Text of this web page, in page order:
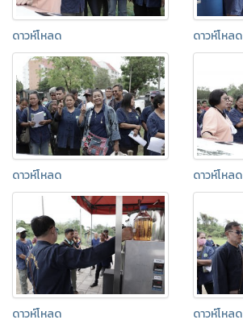
ดาวห์โหลด ดาวห์โหลด
ดาวห์โหลด ดาวห์โหลด
ดาวห์โหลด ดาวห์โหลด